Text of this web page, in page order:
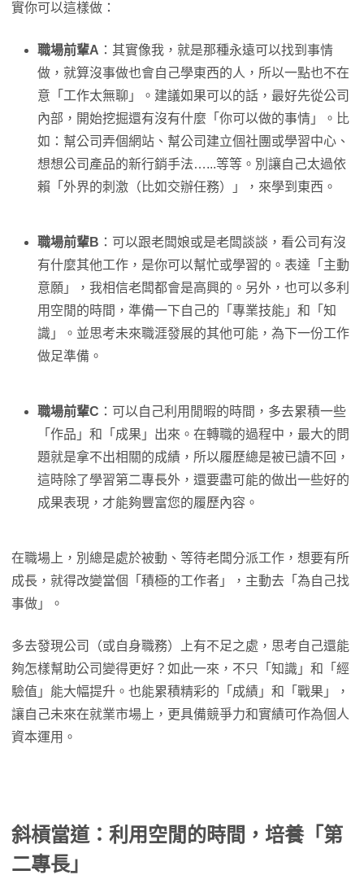
實你可以這樣做：
職場前輩A ：其實像我，就是那種永遠可以找到事情
做，就算沒事做也會自己學東西的人，所以一點也不在
意「工作太無聊」。建議如果可以的話，最好先從公司
內部，開始挖掘還有沒有什麼「你可以做的事情」。比
如：幫公司弄個網站、幫公司建立個社團或學習中心、
想想公司產品的新行銷手法…...等等。別讓自己太過依
賴「外界的刺激（比如交辦任務）」，來學到東西。
職場前輩B ：可以跟老闆娘或是老闆談談，看公司有沒
有什麼其他工作，是你可以幫忙或學習的。表達「主動
意願」，我相信老闆都會是高興的。另外，也可以多利
用空閒的時間，準備一下自己的「專業技能」和「知
識」。並思考未來職涯發展的其他可能，為下一份工作
做足準備。
職場前輩C ：可以自己利用閒暇的時間，多去累積一些
「作品」和「成果」出來。在轉職的過程中，最大的問
題就是拿不出相關的成績，所以履歷總是被已讀不回，
這時除了學習第二專長外，還要盡可能的做出一些好的
成果表現，才能夠豐富您的履歷內容。
在職場上，別總是處於被動、等待老闆分派工作，想要有所
成長，就得改變當個「積極的工作者」，主動去「為自己找
事做」。
多去發現公司（或自身職務）上有不足之處，思考自己還能
夠怎樣幫助公司變得更好？如此一來，不只「知識」和「經
驗值」能大幅提升。也能累積精彩的「成績」和「戰果」，
讓自己未來在就業市場上，更具備競爭力和實績可作為個人
資本運用。
斜槓當道：利用空閒的時間，培養「第
二專長」